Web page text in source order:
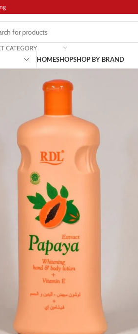
CATEGORY
HOMESHOPSHOP BY BRAND